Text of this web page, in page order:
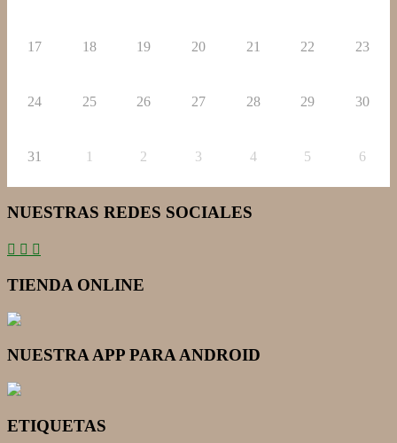
17 18 19 20 21 22 23
24 25 26 27 28 29 30
31 1 2 3 4 5 6
NUESTRAS REDES SOCIALES
TIENDA ONLINE
NUESTRA APP PARA ANDROID
ETIQUETAS